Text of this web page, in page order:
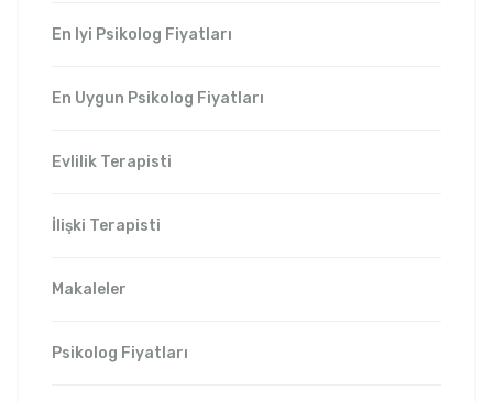
En Iyi Psikolog Fiyatları
En Uygun Psikolog Fiyatları
Evlilik Terapisti
İlişki Terapisti
Makaleler
Psikolog Fiyatları